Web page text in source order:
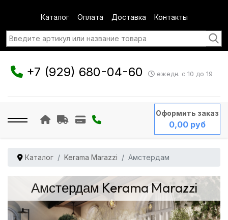
Каталог Оплата Доставка Контакты
+7 (929) 680-04-60 ежедн. с 10 до 19
Оформить заказ
0,00 руб
Каталог Kerama Marazzi Амстердам
Амстердам Kerama Marazzi